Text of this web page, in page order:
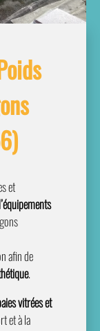
et
afin de
.
vitrées et
et à la